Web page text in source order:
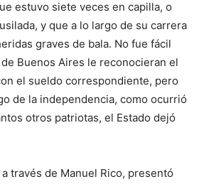
estuvo siete veces en capilla, o
y que a lo largo de su carrera
graves de bala. No fue fácil
Buenos Aires le reconocieran el
el sueldo correspondiente, pero
de la independencia, como ocurrió
otros patriotas, el Estado dejó
través de Manuel Rico, presentó